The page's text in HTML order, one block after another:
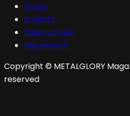
Team
Kontakt
Datenschutz
Impressum
Copyright © METALGLORY
reserved